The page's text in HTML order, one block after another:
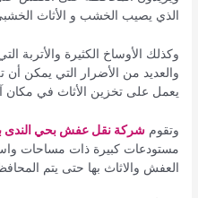
الذي يصيب الخشب و الأثاث
وكذلك الأوساخ الكثيرة والأتربة
والعديد من الأضرار التي يمكن أن
يعمل على تخزين الأثاث في
وتقومشركة نقل عفش بحي الندى
مستودعات كبيرة ذات مساحات
العفش والاثاث بها حتى يتم